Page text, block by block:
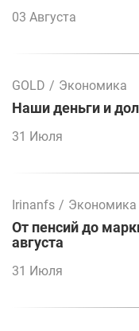
03 Августа
GOLD / Экономика
Наши деньги и
31 Июля
Irinanfs / Экономика
От пенсий до
августа
31 Июля